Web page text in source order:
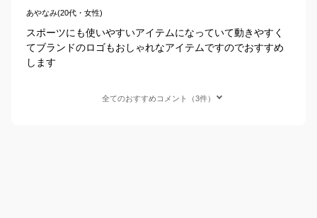
あやなみ(20代・女性)
スポーツにも使いやすいアイテムになっていて動きやすく
てブランドのロゴもおしゃれなアイテムですのでおすすめ
します
全てのおすすめコメント（3件）